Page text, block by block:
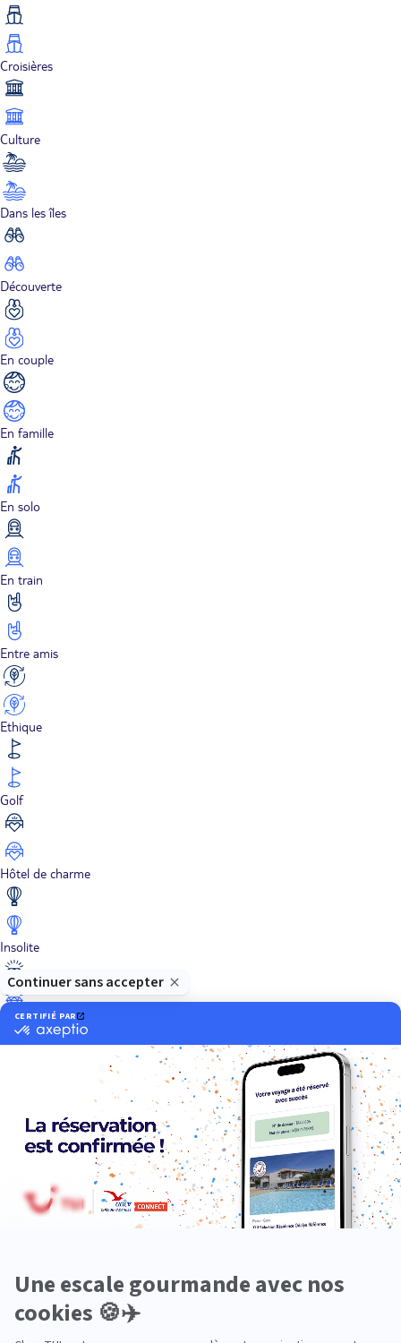
Croisières
Culture
Dans les îles
Découverte
En couple
En famille
En solo
En train
Entre amis
Ethique
Golf
Hôtel de charme
Insolite
Luxe
Premium